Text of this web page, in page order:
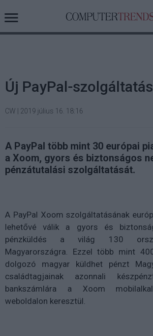
Új PayPal-
CW 2019 július 16. 18:16
A PayPal több mint 30 európai
a Xoom, gyors és biztonságos
pénzátutalási szolgáltatását.
A PayPal Xoom szolgáltatásának
lehetővé válik a gyors és
pénzküldés a világ 130
Magyarországra. Ezzel több mint
dolgozó magyar küldhet pénzt
családtagjainak azonnali
bankszámlára a Xoom
weboldalon keresztül.